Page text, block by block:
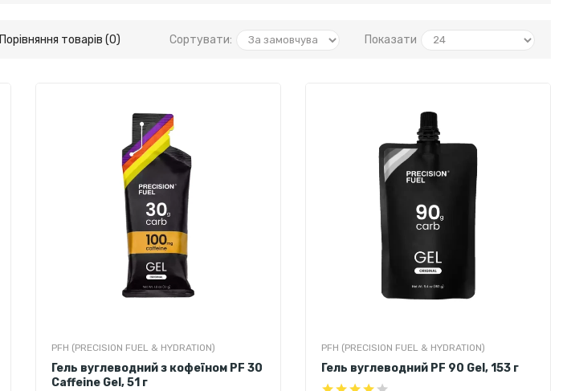
Порівняння товарів (0) Сортувати: Показати
PFH (PRECISION FUEL & HYDRATION)
Гель вуглеводний з кофеїном PF 30
Caffeine Gel, 51 г
PFH (PRECISION FUEL & HYDRATION)
Гель вуглеводний PF 90 Gel, 153 г